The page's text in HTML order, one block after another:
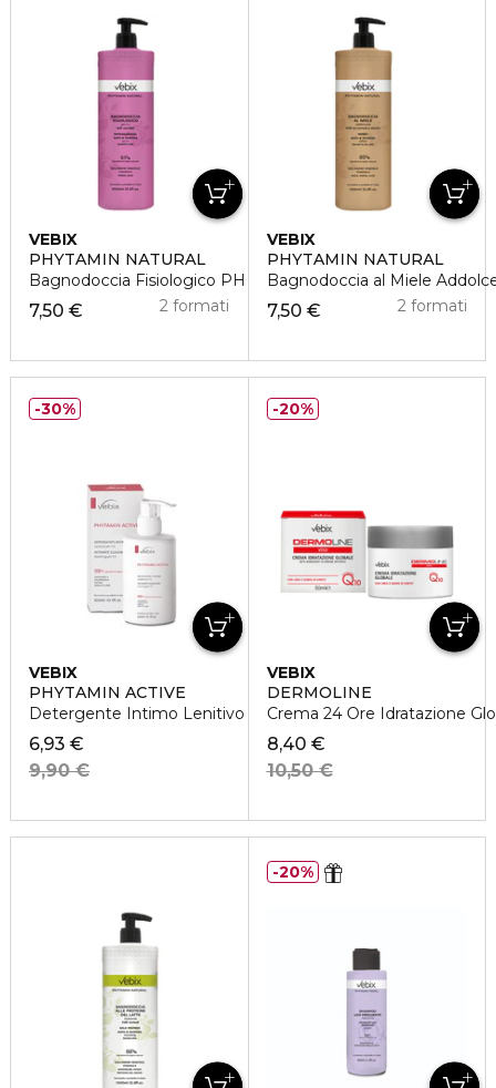
VEBIX
PHYTAMIN NATURAL
Bagnodoccia Fisiologico PH 5.5
7,50 € 2 formati
VEBIX
PHYTAMIN NATURAL
Bagnodoccia al Miele
7,50 € 2 formati
VEBIX
PHYTAMIN ACTIVE
Detergente Intimo Lenitivo pH 7.0
6,93 €
9,90 €
30%
VEBIX
DERMOLINE
Crema 24 Ore Idratazione
8,40 €
10,50 €
20%
20%